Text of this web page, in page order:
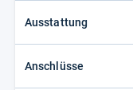
Ausstattung
Anschlüsse